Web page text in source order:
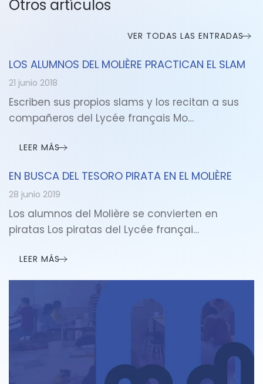
Otros artículos
VER TODAS LAS ENTRADAS
LOS ALUMNOS DEL MOLIÈRE PRACTICAN EL SLAM
21 junio 2018
Escriben sus propios slams y los recitan a sus
compañeros del Lycée français Mo…
LEER MÁS
EN BUSCA DEL TESORO PIRATA EN EL MOLIÈRE
28 junio 2019
Los alumnos del Molière se convierten en
piratas Los piratas del Lycée françai…
LEER MÁS